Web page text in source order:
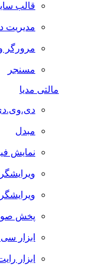
قالب
مدیریت
مرورگر
مسنجر
مالتی مدیا
مبدل
نمایش
پخش
ابزار
ابزار